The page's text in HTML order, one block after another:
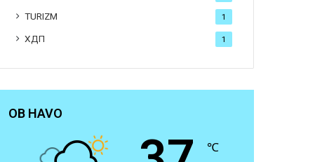
TURIZM 1
ХДП 1
OB HAVO
℃